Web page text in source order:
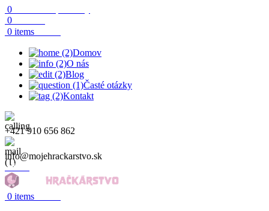
0
0
0 items
Domov
O nás
Blog
Časté otázky
Kontakt
+421 910 656 862
info@mojehrackarstvo.sk
Menu
0 items